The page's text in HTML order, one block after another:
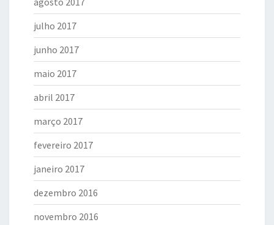
julho 2017
junho 2017
maio 2017
abril 2017
março 2017
fevereiro 2017
janeiro 2017
dezembro 2016
novembro 2016